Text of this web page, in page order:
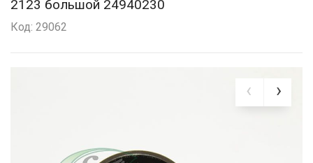
2123 большой 24940230
Код: 29062